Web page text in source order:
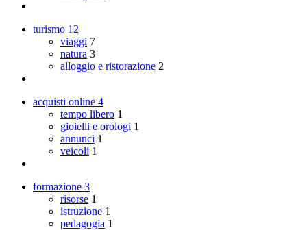
turismo 12
viaggi 7
natura 3
alloggio e ristorazione 2
acquisti online 4
tempo libero 1
gioielli e orologi 1
annunci 1
veicoli 1
formazione 3
risorse 1
istruzione 1
pedagogia 1